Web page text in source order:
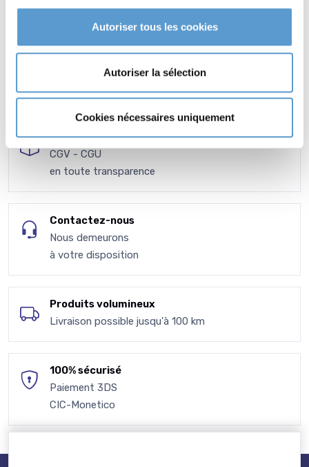
Autoriser tous les cookies
Autoriser la sélection
Cookies nécessaires uniquement
VPC - Expédition
CGV - CGU
en toute transparence
Contactez-nous
Nous demeurons
à votre disposition
Produits volumineux
Livraison possible jusqu'à 100 km
100% sécurisé
Paiement 3DS
CIC-Monetico